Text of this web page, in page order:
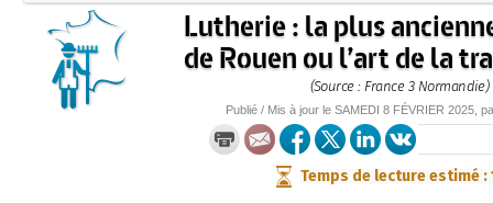
Lutherie : la plus
de Rouen ou l’art de la
(Source : France 3 Normandie)
Publié / Mis à jour le SAMEDI 8 FÉVRIER 2025 ,
Temps de lecture estimé :